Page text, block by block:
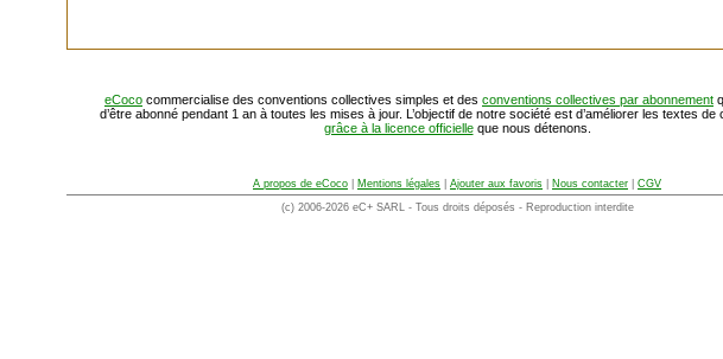
eCoco commercialise des conventions collectives simples et des conventions collectives par abonnement
d’être abonné pendant 1 an à toutes les mises à jour. L’objectif de notre société est d’améliorer les textes de
grâce à la licence officielleque nous détenons.
A propos de eCoco Mentions légales Ajouter aux favoris Nous contacter
CGV
(c) 2006-2026 eC+ SARL - Tous droits déposés - Reproduction interdite